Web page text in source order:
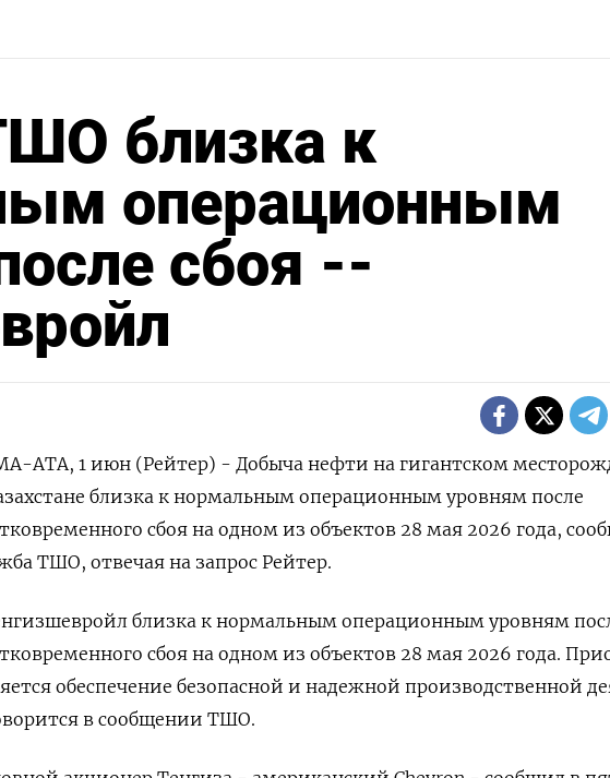
близка к
операционным
сбоя --
АТА, 1 июн (Рейтер) - Добыча нефти на гигантском
близка к нормальным операционным уровням после
​сбоя ​на ​одном из объектов ⁠28 мая ‌2026 года,
ТШО, отвечая на запрос ​Рейтер.
близка ‌к нормальным операционным ​уровням
сбоя на ‌одном из объектов 28 мая 2026 года.
‌обеспечение безопасной и надежной производственной
в сообщении ТШО.